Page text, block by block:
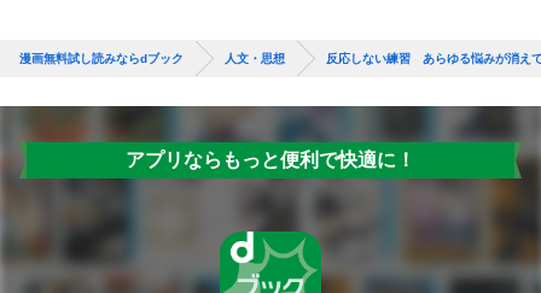
漫画無料試し読みならdブック 人文・思想 反応しない練習 あらゆる悩みが消え
アプリならもっと便利で快適に！